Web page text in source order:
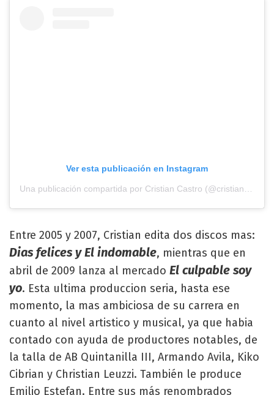
Ver esta publicación en Instagram
Entre 2005 y 2007, Cristian edita dos discos mas:
Dias felices y El indomable, mientras que en
abril de 2009 lanza al mercado El culpable soy
yo. Esta ultima produccion seria, hasta ese
momento, la mas ambiciosa de su carrera en
cuanto al nivel artistico y musical, ya que habia
contado con ayuda de productores notables, de
la talla de AB Quintanilla III, Armando Avila, Kiko
Cibrian y Christian Leuzzi. También le produce
Emilio Estefan. Entre sus más renombrados